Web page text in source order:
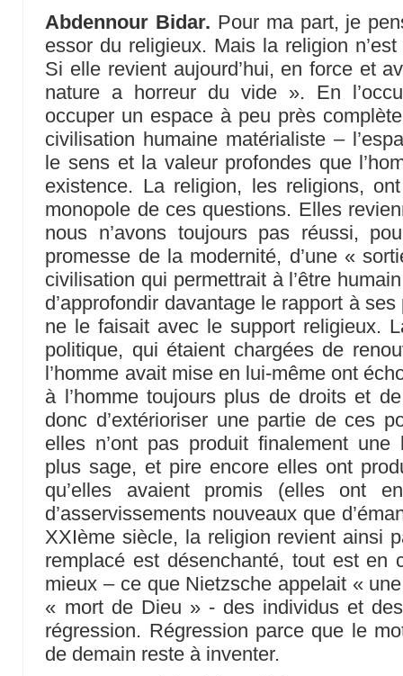
Abdennour Bidar. Pour ma part, je
essor du religieux. Mais la religion n’est
Si elle revient aujourd’hui, en force et
nature a horreur du vide ». En
occuper un espace à peu près
civilisation humaine matérialiste –
le sens et la valeur profondes que
existence. La religion, les religions,
monopole de ces questions. Elles
nous n’avons toujours pas réussi,
promesse de la modernité, d’une «
civilisation qui permettrait à l’être
d’approfondir davantage le rapport à
ne le faisait avec le support religieux.
politique, qui étaient chargées de
l’homme avait mise en lui-même ont
à l’homme toujours plus de droits et
donc d’extérioriser une partie de ces
elles n’ont pas produit finalement une
plus sage, et pire encore elles ont
qu’elles avaient promis (elles ont
d’asservissements nouveaux que
XXIème siècle, la religion revient ainsi
remplacé est désenchanté, tout est en
mieux – ce que Nietzsche appelait «
« mort de Dieu » - des individus et
régression. Régression parce que le
de demain reste à inventer.